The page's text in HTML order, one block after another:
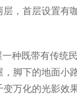
，首层设置有
种既带有传统
脚下的地面小
万化的光影效果